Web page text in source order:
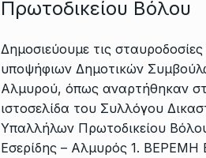
Πρωτοδικείου Βόλου
Δημοσιεύουμε τις
υποψήφιων Δημοτικών
Αλμυρού, όπως αναρτήθηκαν
ιστοσελίδα του Συλλόγου
Υπαλλήλων Πρωτοδικείου
Εσερίδης – Αλμυρός 1. ΒΕΡΕΜΗ